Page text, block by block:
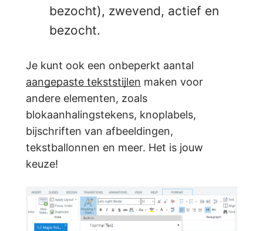
bezocht), zwevend, actief en
bezocht.
Je kunt ook een onbeperkt aantal
aangepaste tekststijlen maken voor
andere elementen, zoals
blokaanhalingstekens, knoplabels,
bijschriften van afbeeldingen,
tekstballonnen en meer. Het is jouw
keuze!